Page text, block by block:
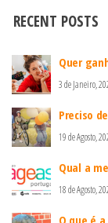
RECENT POSTS
Quer
3 de Janeiro,
Preciso
19 de Agosto,
Qual a
18 de Agosto,
O que é